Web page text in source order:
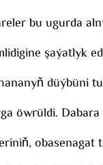
bu ugurda
şaýatlyk
düýbüni
öwrüldi.
obasenagat